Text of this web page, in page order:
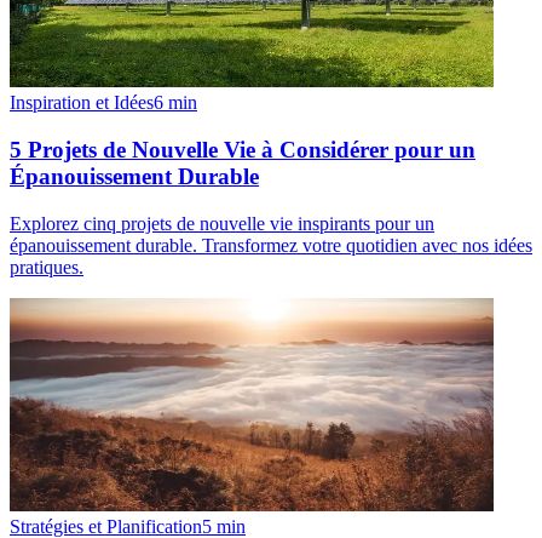
Inspiration et Idées6 min
5 Projets de Nouvelle Vie à Considérer pour un
Épanouissement Durable
Explorez cinq projets de nouvelle vie inspirants pour un
épanouissement durable. Transformez votre quotidien avec nos idées
pratiques.
Stratégies et Planification5 min